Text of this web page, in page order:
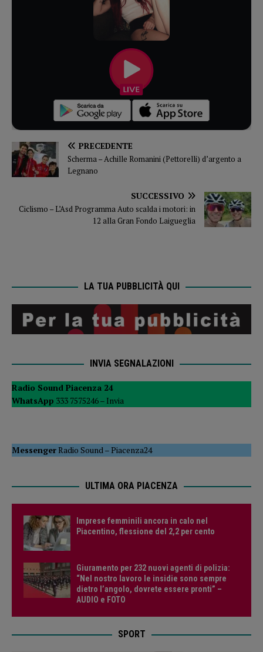
PRECEDENTE
Scherma – Achille Romanini (Pettorelli) d’argento a
Legnano
SUCCESSIVO
Ciclismo – L’Asd Programma Auto scalda i motori: in
12 alla Gran Fondo Laigueglia
LA TUA PUBBLICITÀ QUI
INVIA SEGNALAZIONI
Radio Sound Piacenza 24
WhatsApp 333 7575246 – Invia
MessengerRadio Sound–Piacenza24
ULTIMA ORA PIACENZA
Imprese femminili ancora in calo nel
Piacentino, flessione del 2,2 per cento
Giuramento per 232 nuovi agenti di polizia:
“Nel nostro lavoro le insidie sono sempre
dietro l’angolo, dovrete essere pronti” –
AUDIO e FOTO
SPORT